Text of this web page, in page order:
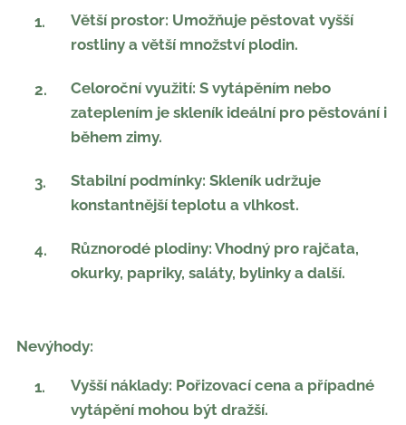
Větší prostor: Umožňuje pěstovat vyšší
rostliny a větší množství plodin.
Celoroční využití: S vytápěním nebo
zateplením je skleník ideální pro pěstování i
během zimy.
Stabilní podmínky: Skleník udržuje
konstantnější teplotu a vlhkost.
Různorodé plodiny: Vhodný pro rajčata,
okurky, papriky, saláty, bylinky a další.
Nevýhody:
Vyšší náklady: Pořizovací cena a případné
vytápění mohou být dražší.